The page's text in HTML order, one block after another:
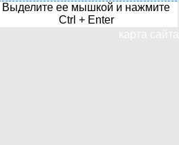
Выделите ее мышкой и нажмите
Ctrl + Enter